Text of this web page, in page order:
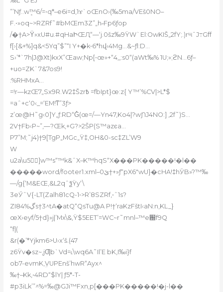
”’Nƒ..wܾ™6/=•q*–e6i=d,1ɤ`oŒnO›(‰5ma/VEš0NO–
F.•»oq~>RZRf˜#bMŒm3Z”„h˶Fp6ƒop
/�†A>Ϋ»xU#u.#qHaԻŒԮ“—‘j.0šz‰9ŸW`El:OwKIŠ„2fY;.)r୴ˆJ߹Gff
f[›[&+%]q&<5Yq”$”“I Y+�k•6*hվ‹4Mg…&~ƒl:D…
S›’*`7h|J@Xt)kxX”Œaw;Np[•œ»+“4_:s0“(aWt‰% 1U;»;ϩN…6ƒ–
+uo=ZK`7&7os9!
:%RHMxA…
=!r—kzŒ7„Sx9R.W2‡Šzr߿ =fbIpt}œ:z{ Y™’%CV|>L*$
=aˆ+c‘0‹_=‘EM!ͳ”3ƒ>
z’œ@H˜g‹0]Y„ƒ:RD“G̽(œ=/—Yn47‚Ko4|?wƝJ4NO:] ‚2f˜)S…
2V†Fb‹P~”‚—?Œk‚+G?>2ŠP(S™azͼa…
P7”M;˜j4)†9[TgP„MGc„Ÿ‡,OH&0-sc‡ZL’W9
W
u2a\u5]w™s“™k&ˆX–K™hqS“X���PK�����!�l��
�����word/footer1.xml–ێ0†+»ƒ“pX6″wU}�cHA!‡hӮB»?™‰
—/g{‘M&EŒ‚&L2qˆѯŸy‘\
3eӲˆV{-LT(Zalh81cQ-1•>R’8SZRf,•ˆ1s?
ZI84%ڲs†3^tA�atQ“QsTu@A P!†‘raKzFštI‹aN:n‚KL_}
œX›eyf/5†d}»j|’Mx\&,Ÿ$5EET’=WC~r˜mnl–™e԰f9Q
“f|(
&r(�’*Yjkm6>U›x‘š.(47
z6Ÿv�sz~,jƢb`Vd=˪\wq6A˜Il’E bK,I‰i}f
ob7-evmK,ܹVUPEnš’hwR“Ayx^
‰†–Kk‚•4RD“$lY| ƒ5*-T-
#p3iLk’”^%=‰@GJi™Fxn,p[���PK�����!�j-l��